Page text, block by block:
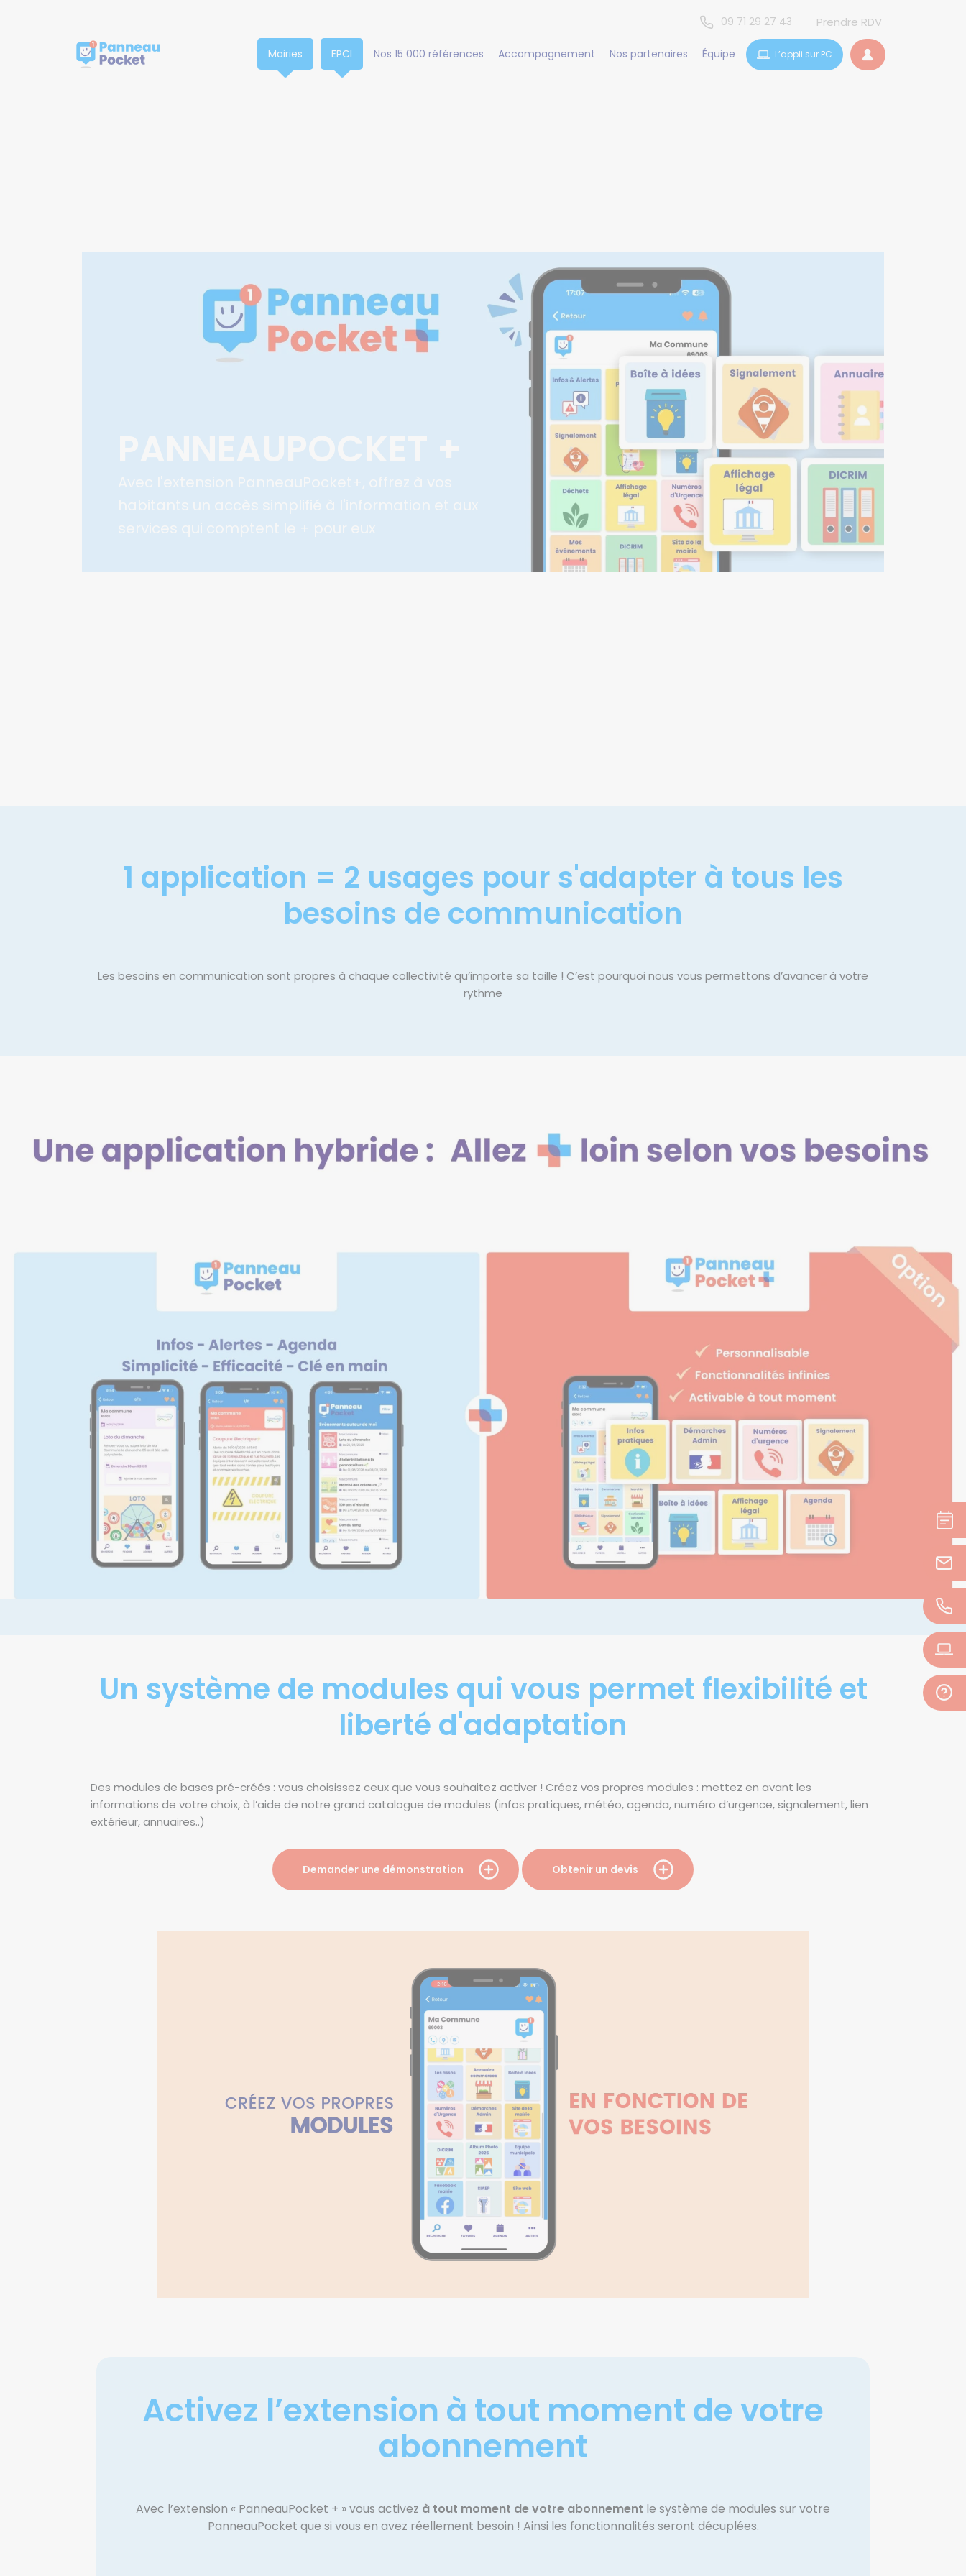
09 71 29 27 43 Prendre RDV
Mairies EPCI Nos 15 000 références Accompagnement Nos partenaires Équipe L’appli sur PC
PANNEAUPOCKET +
Avec l'extension PanneauPocket+, offrez à vos
habitants un accès simplifié à l'information et aux
services qui comptent le + pour eux
1 application = 2 usages pour s'adapter à tous les
besoins de communication
Les besoins en communication sont propres à chaque collectivité qu’importe sa taille ! C’est pourquoi nous vous permettons d’avancer à votre
rythme
Un système de modules qui vous ​permet flexibilité et
liberté d'adaptation
Des modules de bases pré-créés : vous choisissez ceux que vous souhaitez activer ! Créez vos propres modules : mettez en avant les
informations de votre choix, à l’aide de notre grand catalogue de modules (infos pratiques, météo, agenda, numéro d’urgence, signalement, lien
extérieur, annuaires..)
Demander une démonstration Obtenir un devis
Activez l’extension à tout moment de votre
abonnement
Avec l’extension « PanneauPocket + » vous activez à tout moment de votre abonnement le système de modules sur votre
PanneauPocket que si vous en avez réellement besoin ! Ainsi les fonctionnalités seront décuplées.